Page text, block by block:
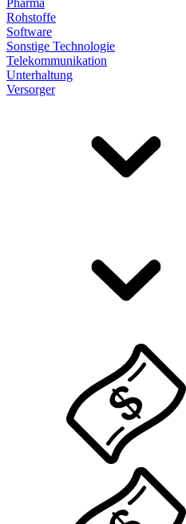
Pharma
Rohstoffe
Software
Sonstige Technologie
Telekommunikation
Unterhaltung
Versorger